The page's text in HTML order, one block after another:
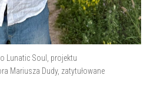
Lunatic Soul, projektu
Mariusza Dudy, zatytułowane